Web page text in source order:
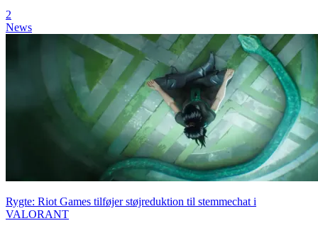
2
News
Rygte: Riot Games tilføjer støjreduktion til stemmechat i
VALORANT